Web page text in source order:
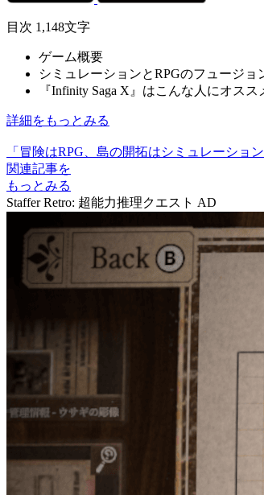
目次 1,148文字
ゲーム概要
シミュレーションとRPGのフュージョ
『Infinity Saga X』はこんな人にオスス
詳細をもっとみる
「冒険はRPG、島の開拓はシミュレーショ
関連記事を
もっとみる
Staffer Retro: 超能力推理クエスト AD